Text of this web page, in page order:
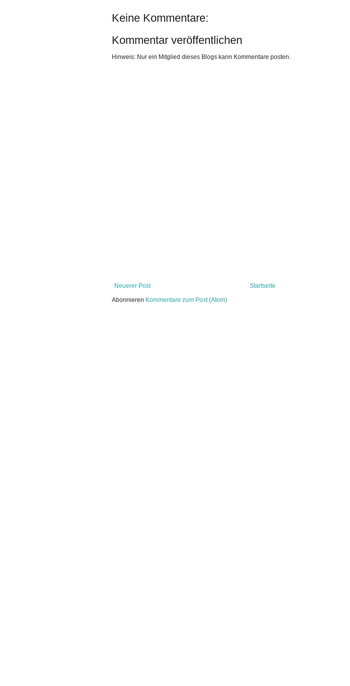
Keine Kommentare:
Kommentar veröffentlichen
Hinweis: Nur ein Mitglied dieses Blogs kann Kommentare posten.
Neuerer Post
Startseite
Abonnieren Kommentare zum Post (Atom)